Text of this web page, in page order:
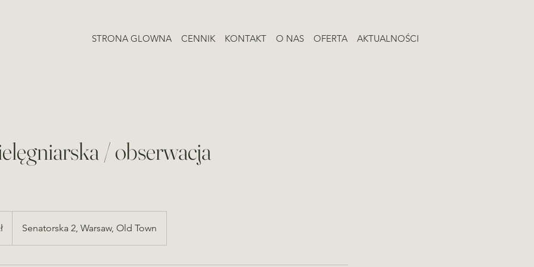
STRONA GLOWNA CENNIK KONTAKT O NAS OFERTA AKTUALNOŚCI
/ obserwacja
Senatorska 2, Warsaw, Old Town